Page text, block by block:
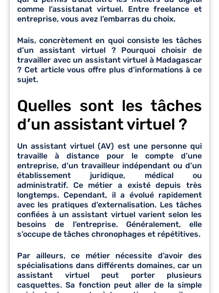
comme l’assistanat virtuel. Entre freelance et
entreprise, vous avez l’embarras du choix.
Mais, concrètement en quoi consiste les tâches
d’un assistant virtuel ? Pourquoi choisir de
travailler avec un assistant virtuel à Madagascar
? Cet article vous offre plus d’informations à ce
sujet.
Quelles sont les tâches
d’un assistant virtuel ?
Un assistant virtuel (AV) est une personne qui
travaille à distance pour le compte d’une
entreprise, d’un travailleur indépendant ou d’un
établissement juridique, médical ou
administratif. Ce métier a existé depuis très
longtemps. Cependant, il a évolué rapidement
avec les pratiques d’externalisation. Les tâches
confiées à un assistant virtuel varient selon les
besoins de l’entreprise. Généralement, elle
s’occupe de tâches chronophages et répétitives.
Par ailleurs, ce métier nécessite d’avoir des
spécialisations dans différents domaines, car un
assistant virtuel peut porter plusieurs
casquettes. Sa fonction peut aller de la simple